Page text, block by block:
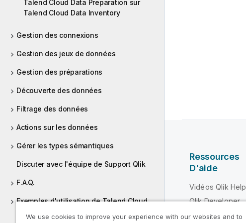
Talend Cloud Data Preparation sur
Talend Cloud Data Inventory
Gestion des connexions
Gestion des jeux de données
Gestion des préparations
Découverte des données
Filtrage des données
Actions sur les données
Gérer les types sémantiques
Discuter avec l'équipe de Support Qlik
F.A.Q.
Exemples d'utilisation de Talend Cloud
Ressources
D'aide
Vidéos Qlik Help
Qlik Developer
Formation
We use cookies to improve your experience with our websites and to